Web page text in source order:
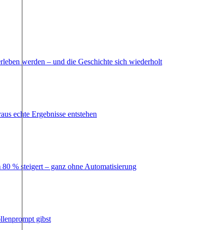
werden – und die Geschichte sich wiederholt
echte Ergebnisse entstehen
% steigert – ganz ohne Automatisierung
gibst